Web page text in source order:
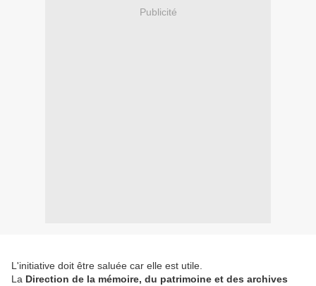
Publicité
L'initiative doit être saluée car elle est utile.
La Direction de la mémoire, du patrimoine et des archives